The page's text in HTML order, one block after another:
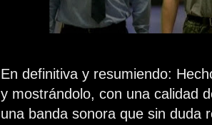
En definitiva y resumiendo:
y mostrándolo, con una calidad
una banda sonora que sin duda